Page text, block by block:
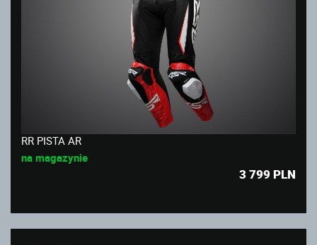
RR PISTA AR
na magazynie
3 799 PLN